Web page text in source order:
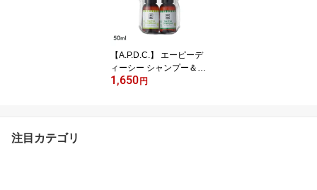
着色料無添加 香料無添加
酸化防止剤無添加
【A.P.D.C.】 エーピーデ
ィーシー シャンプー＆コ
ンディショナーミニセッ
1,650 円
注目カテゴリ